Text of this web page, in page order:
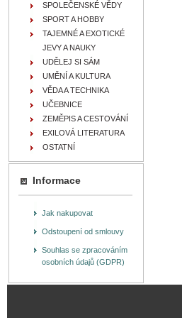
SPOLEČENSKÉ VĚDY
SPORT A HOBBY
TAJEMNÉ A EXOTICKÉ
JEVY A NAUKY
UDĚLEJ SI SÁM
UMĚNÍ A KULTURA
VĚDA A TECHNIKA
UČEBNICE
ZEMĚPIS A CESTOVÁNÍ
EXILOVÁ LITERATURA
OSTATNÍ
Informace
Jak nakupovat
Odstoupení od smlouvy
Souhlas se zpracováním
osobních údajů (GDPR)